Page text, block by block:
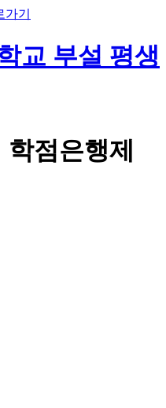
기
교 부설 평생
학점은행제